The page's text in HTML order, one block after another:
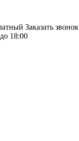
Заказать звонок
18:00